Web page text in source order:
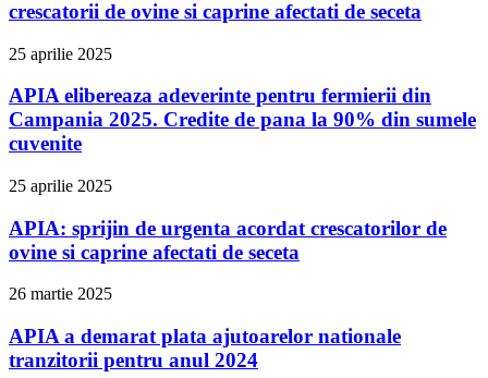
crescatorii de ovine si caprine afectati de seceta
25 aprilie 2025
APIA elibereaza adeverinte pentru fermierii din
Campania 2025. Credite de pana la 90% din sumele
cuvenite
25 aprilie 2025
APIA: sprijin de urgenta acordat crescatorilor de
ovine si caprine afectati de seceta
26 martie 2025
APIA a demarat plata ajutoarelor nationale
tranzitorii pentru anul 2024